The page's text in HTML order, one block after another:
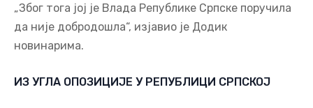
„Због тога јој је Влада Републике Српске поручила
да није добродошла“, изјавио је Додик
новинарима.
ИЗ УГЛА ОПОЗИЦИЈЕ У РЕПУБЛИЦИ СРПСКОЈ